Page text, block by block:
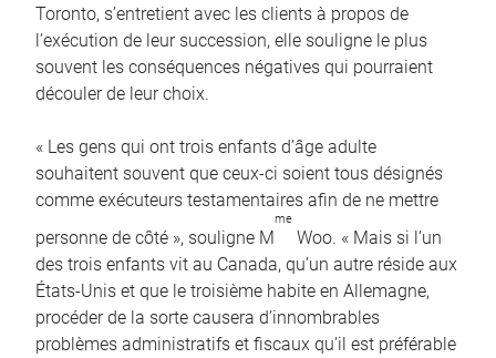
Toronto, s’entretient avec les clients à propos de
l’exécution de leur succession, elle souligne le plus
souvent les conséquences négatives qui pourraient
découler de leur choix.
« Les gens qui ont trois enfants d’âge adulte
souhaitent souvent que ceux-ci soient tous désignés
comme exécuteurs testamentaires afin de ne mettre
personne de côté », souligne M
me
Woo. « Mais si l’un
des trois enfants vit au Canada, qu’un autre réside aux
États-Unis et que le troisième habite en Allemagne,
procéder de la sorte causera d’innombrables
problèmes administratifs et fiscaux qu’il est préférable